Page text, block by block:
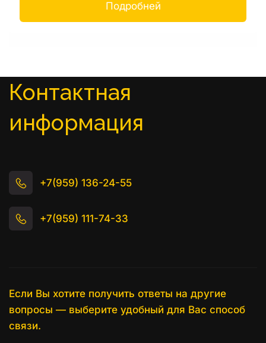
Подробней
Контактная
информация
+7(959) 136-24-55
+7(959) 111-74-33
Если Вы хотите получить ответы на другие
вопросы — выберите удобный для Вас способ
связи.